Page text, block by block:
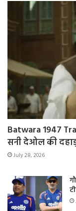
Batwara 1947
सनी देओल की
July 28, 2026